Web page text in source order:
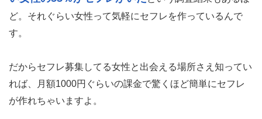
ど。それぐらい女性って気軽にセフレを作っているんで
す。
だからセフレ募集してる女性と出会える場所さえ知ってい
れば、月額1000円ぐらいの課金で驚くほど簡単にセフレ
が作れちゃいますよ。